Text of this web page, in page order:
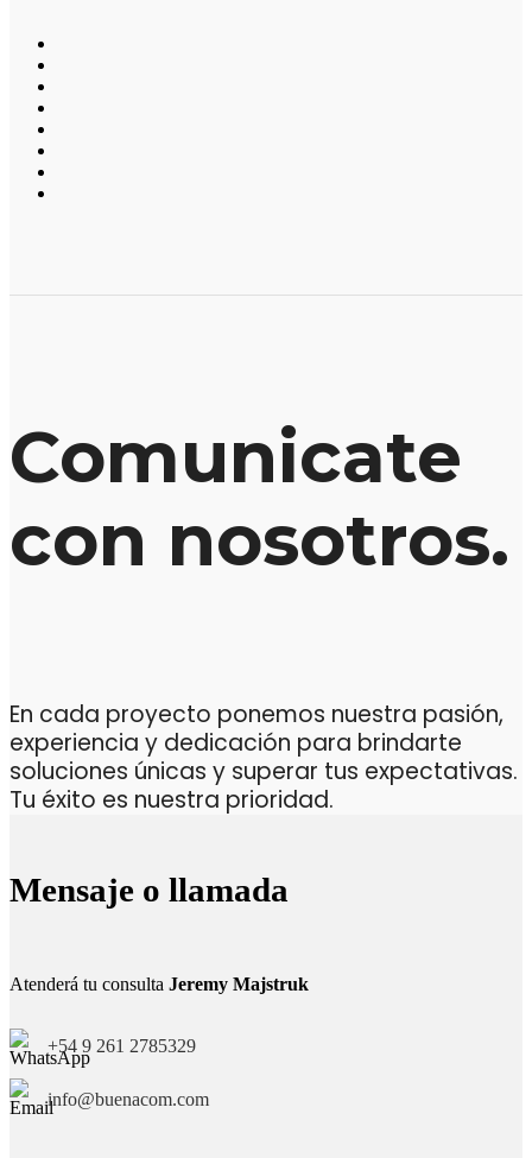
Comunicate
con nosotros.
En cada proyecto ponemos nuestra pasión,
experiencia y dedicación para brindarte
soluciones únicas y superar tus expectativas.
Tu éxito es nuestra prioridad.
Mensaje o llamada
Atenderá tu consulta Jeremy Majstruk
+54 9 261 2785329
info@buenacom.com